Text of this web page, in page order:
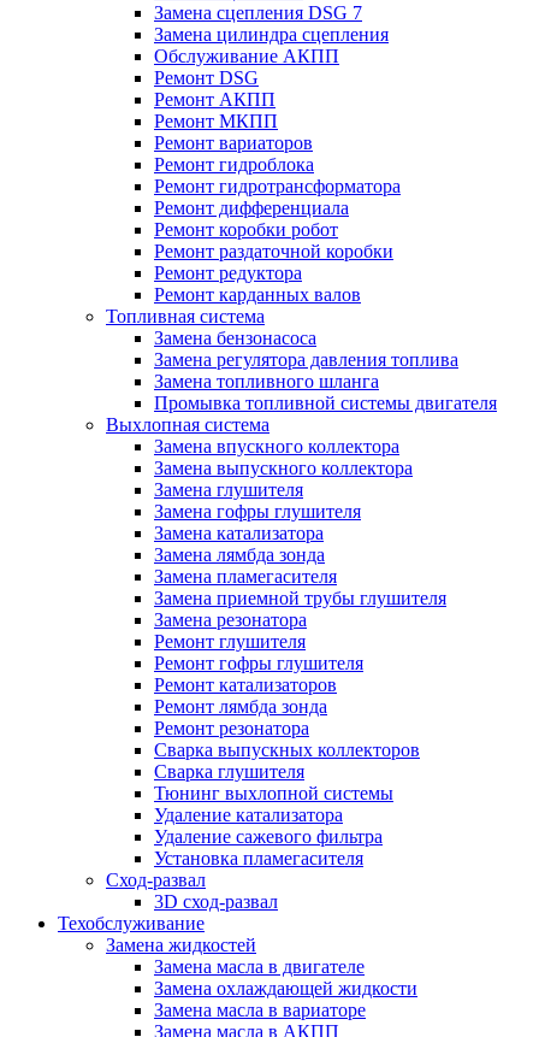
Замена сцепления DSG 7
Замена цилиндра сцепления
Обслуживание АКПП
Ремонт DSG
Ремонт АКПП
Ремонт МКПП
Ремонт вариаторов
Ремонт гидроблока
Ремонт гидротрансформатора
Ремонт дифференциала
Ремонт коробки робот
Ремонт раздаточной коробки
Ремонт редуктора
Ремонт карданных валов
Топливная система
Замена бензонасоса
Замена регулятора давления топлива
Замена топливного шланга
Промывка топливной системы двигателя
Выхлопная система
Замена впускного коллектора
Замена выпускного коллектора
Замена глушителя
Замена гофры глушителя
Замена катализатора
Замена лямбда зонда
Замена пламегасителя
Замена приемной трубы глушителя
Замена резонатора
Ремонт глушителя
Ремонт гофры глушителя
Ремонт катализаторов
Ремонт лямбда зонда
Ремонт резонатора
Сварка выпускных коллекторов
Сварка глушителя
Тюнинг выхлопной системы
Удаление катализатора
Удаление сажевого фильтра
Установка пламегасителя
Сход-развал
3D сход-развал
Техобслуживание
Замена жидкостей
Замена масла в двигателе
Замена охлаждающей жидкости
Замена масла в вариаторе
Замена масла в АКПП